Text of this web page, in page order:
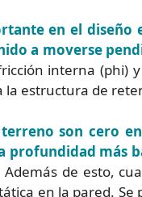
en el
a moverse
interna (phi)
estructura de
son cero
profundidad más
de esto,
en la pared.